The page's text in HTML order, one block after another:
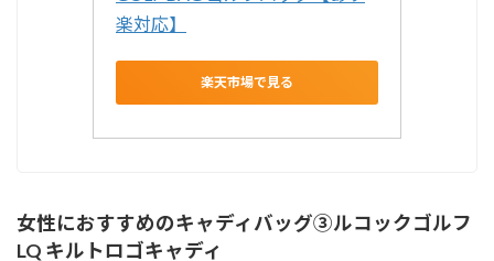
楽対応】
楽天市場で見る
女性におすすめのキャディバッグ③ルコックゴルフ
LQ キルトロゴキャディ